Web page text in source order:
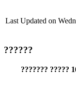
Last Updated on
??????
??????? ?????